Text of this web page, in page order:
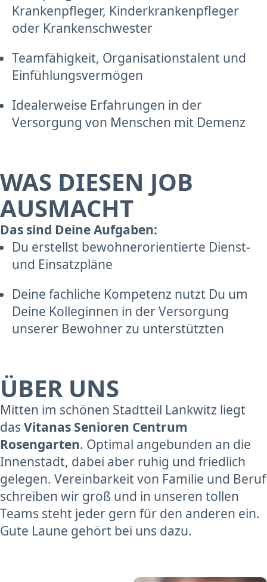
Krankenpfleger, Kinderkrankenpfleger
oder Krankenschwester
Teamfähigkeit, Organisationstalent und
Einfühlungsvermögen
Idealerweise Erfahrungen in der
Versorgung von Menschen mit Demenz
WAS DIESEN JOB
AUSMACHT
Das sind Deine Aufgaben:
Du erstellst bewohnerorientierte Dienst-
und Einsatzpläne
Deine fachliche Kompetenz nutzt Du um
Deine Kolleginnen in der Versorgung
unserer Bewohner zu unterstützten
ÜBER UNS
Mitten im schönen Stadtteil Lankwitz liegt
das Vitanas Senioren Centrum
Rosengarten. Optimal angebunden an die
Innenstadt, dabei aber ruhig und friedlich
gelegen. Vereinbarkeit von Familie und Beruf
schreiben wir groß und in unseren tollen
Teams steht jeder gern für den anderen ein.
Gute Laune gehört bei uns dazu.